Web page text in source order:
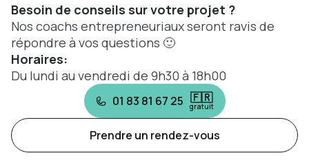
Besoin de conseils sur votre projet ?
Nos coachs entrepreneuriaux seront ravis de
répondre à vos questions 🙂
Horaires:
Du lundi au vendredi de 9h30 à 18h00
01 83 81 67 25 🇫🇷
gratuit
Prendre un rendez-vous